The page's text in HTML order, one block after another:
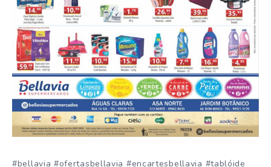
#bellavia #ofertasbellavia #encartesbellavia #tablóide